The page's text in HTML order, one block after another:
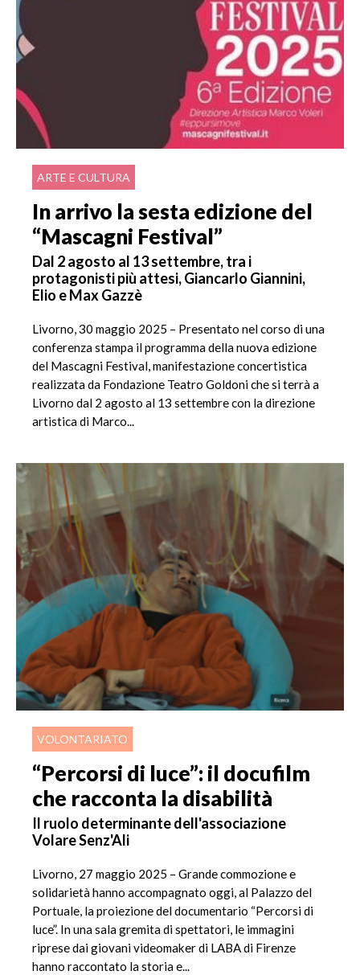
ARTE E CULTURA
In arrivo la sesta edizione del
“Mascagni Festival”
Dal 2 agosto al 13 settembre, tra i
protagonisti più attesi, Giancarlo Giannini,
Elio e Max Gazzè
Livorno, 30 maggio 2025 – Presentato nel corso di una
conferenza stampa il programma della nuova edizione
del Mascagni Festival, manifestazione concertistica
realizzata da Fondazione Teatro Goldoni che si terrà a
Livorno dal 2 agosto al 13 settembre con la direzione
artistica di Marco...
VOLONTARIATO
“Percorsi di luce”: il docufilm
che racconta la disabilità
Il ruolo determinante dell'associazione
Volare Senz'Ali
Livorno, 27 maggio 2025 – Grande commozione e
solidarietà hanno accompagnato oggi, al Palazzo del
Portuale, la proiezione del documentario “Percorsi di
luce”. In una sala gremita di spettatori, le immagini
riprese dai giovani videomaker di LABA di Firenze
hanno raccontato la storia e...